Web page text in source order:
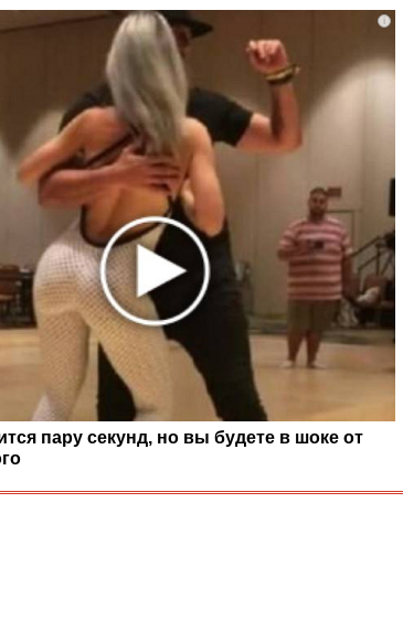
i
пару секунд, но вы будете в шоке от